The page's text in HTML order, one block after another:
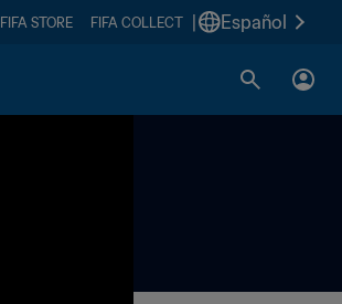
FIFA STORE FIFA COLLECT Español